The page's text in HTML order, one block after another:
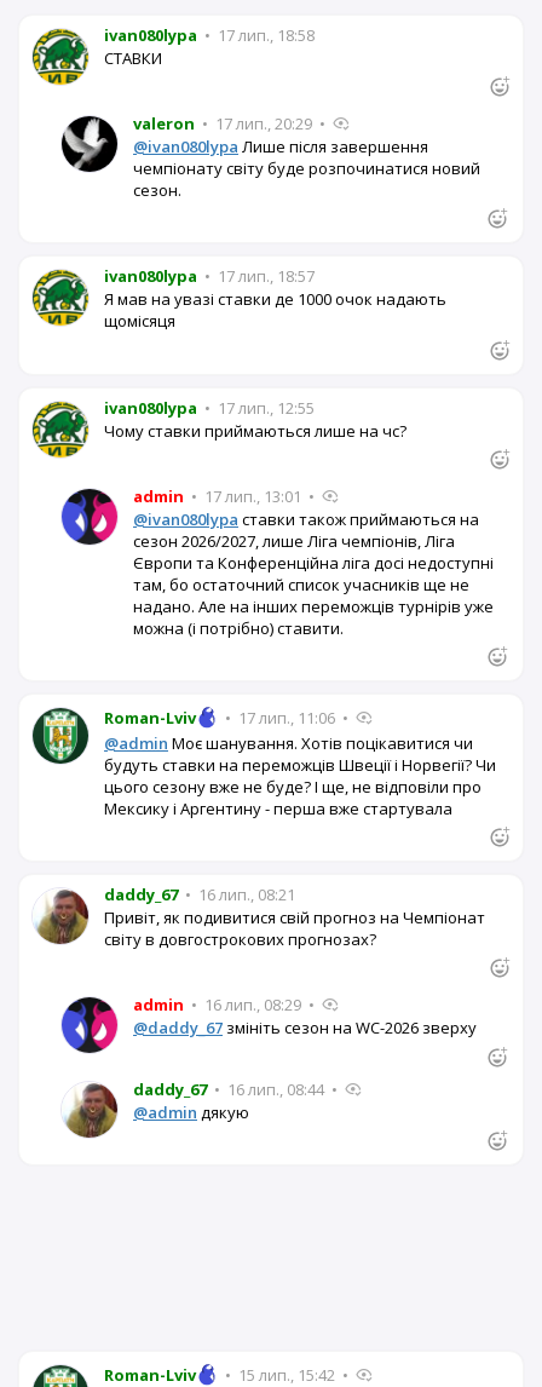
ivan080lypa • 17 лип., 18:58
СТАВКИ
valeron • 17 лип., 20:29 •
@ivan080lypa Лише після завершення
чемпіонату світу буде розпочинатися новий
сезон.
ivan080lypa • 17 лип., 18:57
Я мав на увазі ставки де 1000 очок надають
щомісяця
ivan080lypa • 17 лип., 12:55
Чому ставки приймаються лише на чс?
admin • 17 лип., 13:01 •
@ivan080lypa ставки також приймаються на
сезон 2026/2027, лише Ліга чемпіонів, Ліга
Європи та Конференційна ліга досі недоступні
там, бо остаточний список учасників ще не
надано. Але на інших переможців турнірів уже
можна (і потрібно) ставити.
Roman-Lviv • 17 лип., 11:06 •
@admin Моє шанування. Хотів поцікавитися чи
будуть ставки на переможців Швеції і Норвегії? Чи
цього сезону вже не буде? І ще, не відповіли про
Мексику і Аргентину - перша вже стартувала
daddy_67 • 16 лип., 08:21
Привіт, як подивитися свій прогноз на Чемпіонат
світу в довгострокових прогнозах?
admin • 16 лип., 08:29 •
@daddy_67 змініть сезон на WC-2026 зверху
daddy_67 • 16 лип., 08:44 •
@admin дякую
Roman-Lviv • 15 лип., 15:42 •